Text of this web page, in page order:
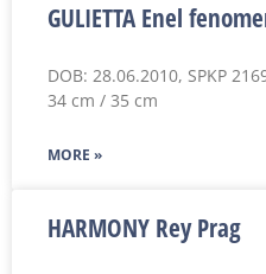
GULIETTA Enel
DOB: 28.06.2010, SPKP
34 cm / 35 cm
MORE »
HARMONY Rey Prag